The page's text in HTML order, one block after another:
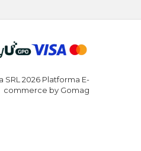
SRL 2026 Platforma E-
commerce by Gomag